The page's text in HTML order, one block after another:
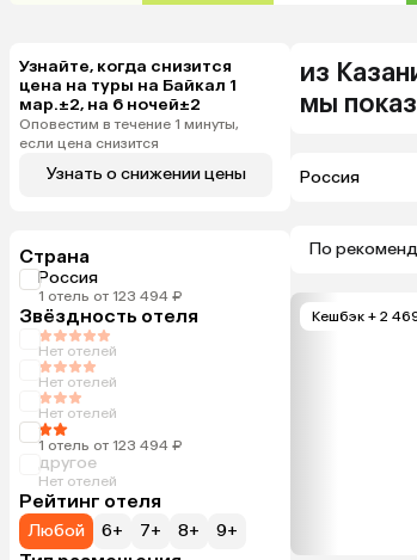
Узнайте, когда снизится
цена на туры на Байкал 1
мар.±2, на 6 ночей±2
Оповестим в течение 1 минуты,
если цена снизится
Узнать о снижении цены
Страна
Россия
1 отель от 123 494 ₽
Звёздность отеля
Нет отелей
Нет отелей
Нет отелей
1 отель от 123 494 ₽
другое
Нет отелей
Рейтинг отеля
Любой 6+ 7+ 8+ 9+
из
мы
Россия
По
Кешбэк + 2